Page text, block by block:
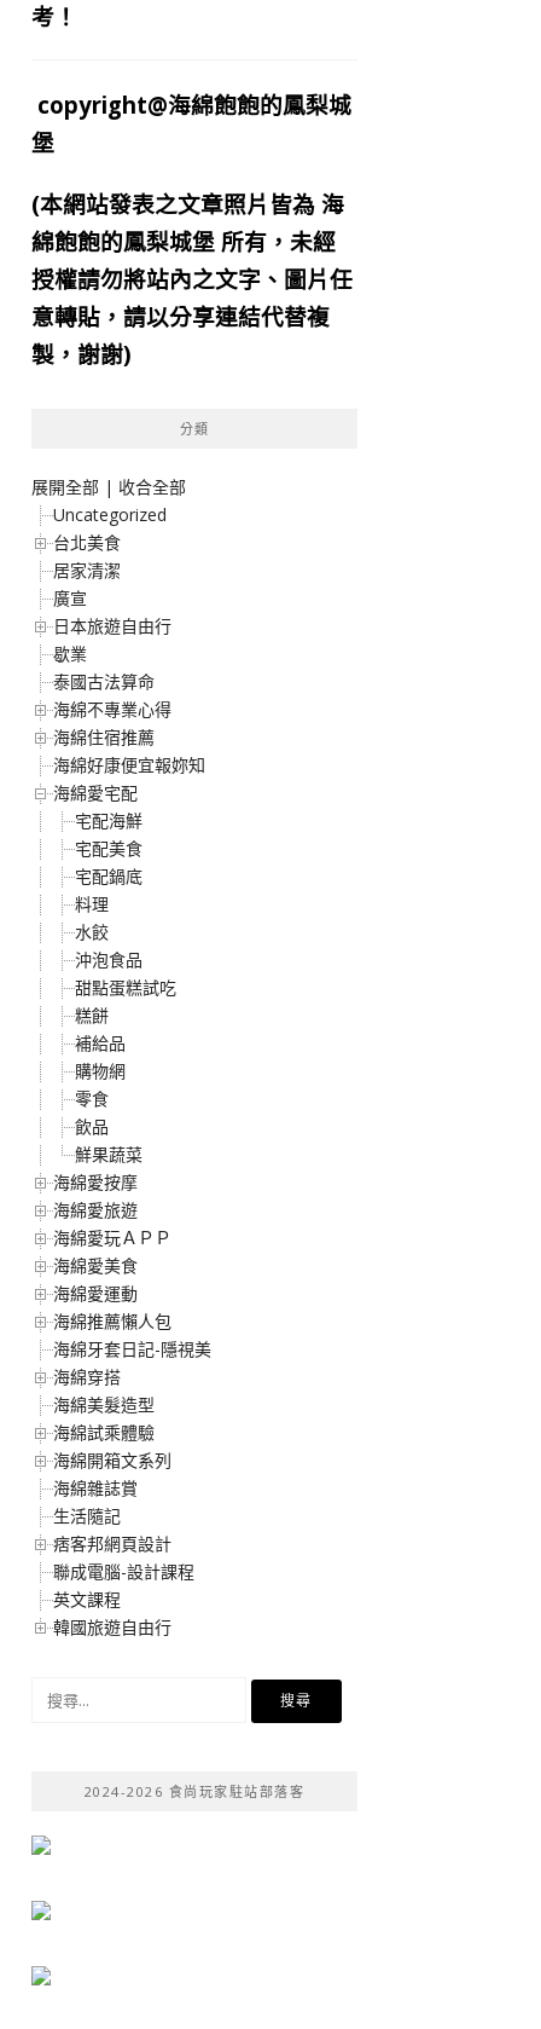
考！
copyright@海綿飽飽的鳳梨城
堡
(本網站發表之文章照片皆為 海
綿飽飽的鳳梨城堡 所有，未經
授權請勿將站內之文字、圖片任
意轉貼，請以分享連結代替複
製，謝謝)
分類
展開全部 | 收合全部
Uncategorized
台北美食
居家清潔
廣宣
日本旅遊自由行
歇業
泰國古法算命
海綿不專業心得
海綿住宿推薦
海綿好康便宜報妳知
海綿愛宅配
宅配海鮮
宅配美食
宅配鍋底
料理
水餃
沖泡食品
甜點蛋糕試吃
糕餅
補給品
購物網
零食
飲品
鮮果蔬菜
海綿愛按摩
海綿愛旅遊
海綿愛玩ＡＰＰ
海綿愛美食
海綿愛運動
海綿推薦懶人包
海綿牙套日記-隱視美
海綿穿搭
海綿美髮造型
海綿試乘體驗
海綿開箱文系列
海綿雜誌賞
生活隨記
痞客邦網頁設計
聯成電腦-設計課程
英文課程
韓國旅遊自由行
2024-2026 食尚玩家駐站部落客